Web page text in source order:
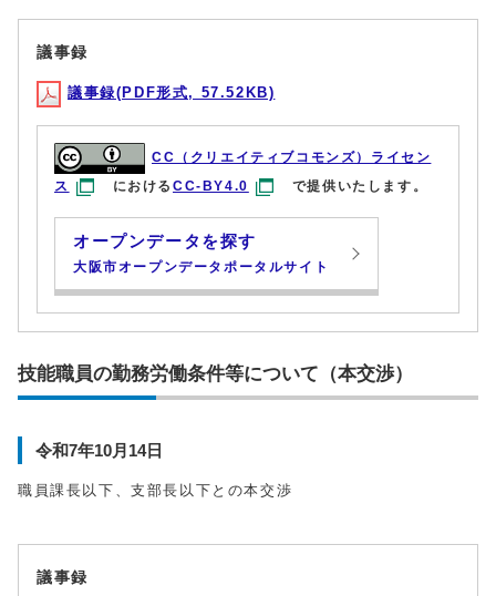
議事録
議事録(PDF形式, 57.52KB)
CC（クリエイティブコモンズ）ライセン
ス
におけるCC-BY4.0 で提供いたします。
オープンデータを探す
大阪市オープンデータポータルサイト
技能職員の勤務労働条件等について（本交渉）
令和7年10月14日
職員課長以下、支部長以下との本交渉
議事録